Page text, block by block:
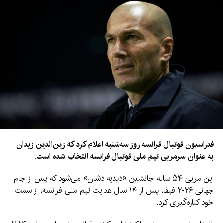
فدراسیون فوتبال فرانسه روز سه‌شنبه اعلام کرد که زین‌الدین زیدان
به عنوان سرمربی تیم ملی فوتبال فرانسه انتخاب شده است.
این مربی ۵۴ ساله جانشین «دیدیه دشان» می‌شود که پس از جام
جهانی ۲۰۲۶ فیفا، پس از ۱۴ سال هدایت تیم ملی فرانسه، از سمت
خود کناره‌گیری کرد.